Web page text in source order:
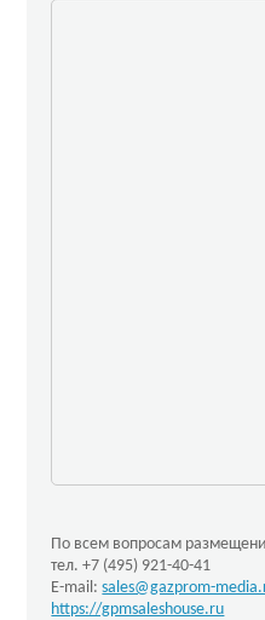
По всем вопросам
тел. +7 (495) 921-40-41
E-mail:sales@gazprom-
https://gpmsaleshouse.ru